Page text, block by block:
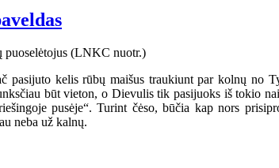
kelis rūbų maišus traukiunt par kolnų no
būt vieton, o Dievulis tik pasijuoks iš tokio
pusėje“. Turint čėso, būčia kap nors
neba už kalnų.